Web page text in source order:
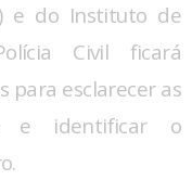
e do Instituto de
Civil ficará
para esclarecer as
e identificar o